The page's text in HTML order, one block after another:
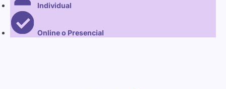
Individual
Online o Presencial